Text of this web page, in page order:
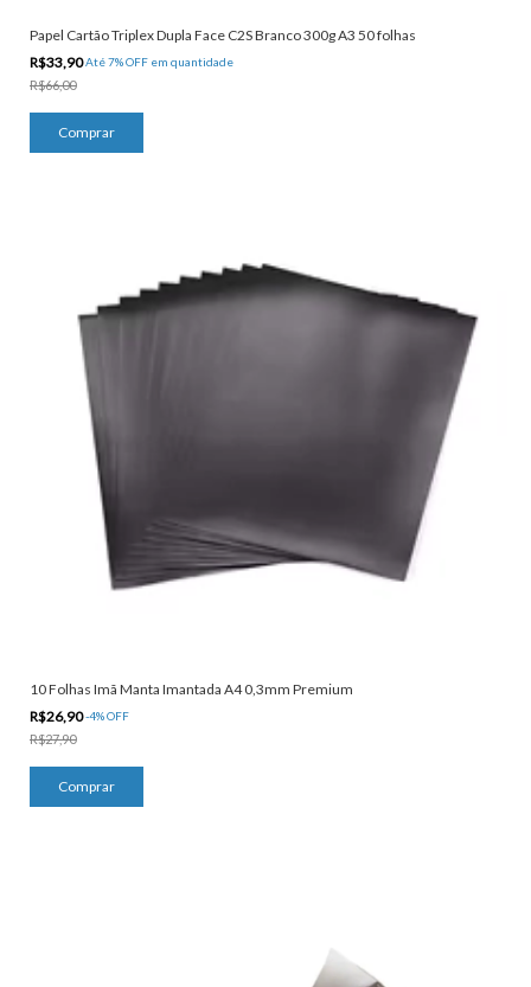
Papel Cartão Triplex Dupla Face C2S Branco 300g A3 50 folhas
R$33,90Até 7% OFF em quantidade
R$66,00
10 Folhas Imã Manta Imantada A4 0,3mm Premium
R$26,90-4%OFF
R$27,90